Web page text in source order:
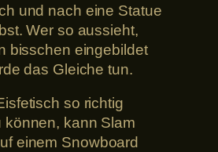
und nach eine Statue
Wer so aussieht,
bisschen eingebildet
das Gleiche tun.
so richtig
können, kann Slam
einem Snowboard